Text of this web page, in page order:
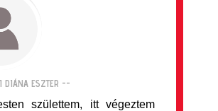
DIÁNA ESZTER --
születtem, itt végeztem